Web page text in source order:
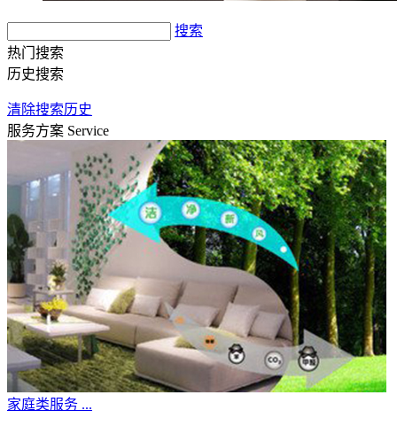
搜索
热门搜索
历史搜索
清除搜索历史
服务方案 Service
家庭类服务 ...